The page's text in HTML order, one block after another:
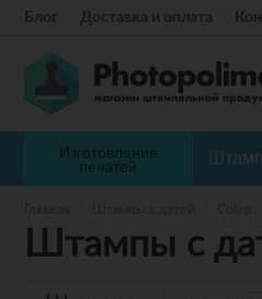
Блог Доставка и оплата
Изготовление
печатей
Штампы с